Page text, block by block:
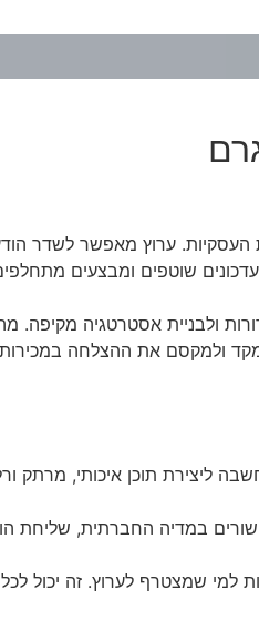
ערוץ מאפשר לשדר
שוטפים ומבצעים
ולבניית אסטרטגיה מקיפה.
ולמקסם את ההצלחה
ליצירת תוכן איכותי, מרתק
במדיה החברתית, שליחת
למי שמצטרף לערוץ. זה יכול